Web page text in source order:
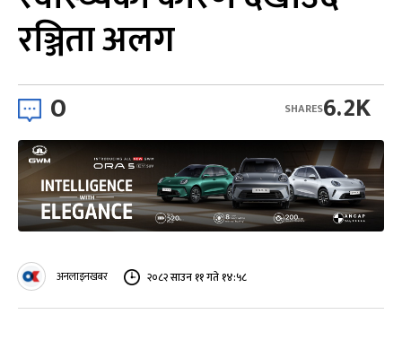
रञ्जिता अलग
0 6.2K
SHARES
अनलाइनखबर २०८२ साउन ११ गते १४:५८